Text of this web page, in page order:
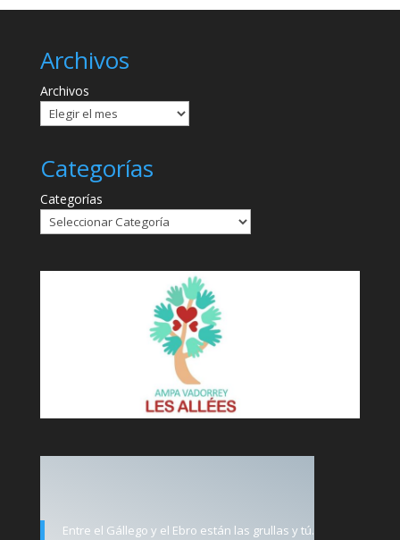
Archivos
Archivos
Categorías
Categorías
Entre el Gállego y el Ebro están las grullas y tú.